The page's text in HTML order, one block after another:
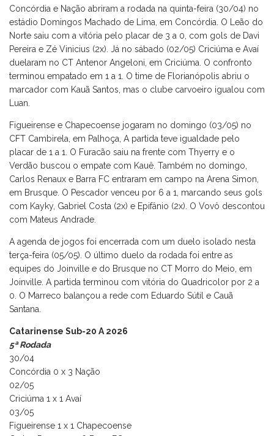
Concórdia e Nação abriram a rodada na quinta-feira (30/04) no
estádio Domingos Machado de Lima, em Concórdia. O Leão do
Norte saiu com a vitória pelo placar de 3 a 0, com gols de Davi
Pereira e Zé Vinicius (2x). Já no sábado (02/05) Criciúma e Avaí
duelaram no CT Antenor Angeloni, em Criciúma. O confronto
terminou empatado em 1 a 1. O time de Florianópolis abriu o
marcador com Kauã Santos, mas o clube carvoeiro igualou com
Luan.
Figueirense e Chapecoense jogaram no domingo (03/05) no
CFT Cambirela, em Palhoça, A partida teve igualdade pelo
placar de 1 a 1. O Furacão saiu na frente com Thyerry e o
Verdão buscou o empate com Kauê. Também no domingo,
Carlos Renaux e Barra FC entraram em campo na Arena Simon,
em Brusque. O Pescador venceu por 6 a 1, marcando seus gols
com Kayky, Gabriel Costa (2x) e Epifânio (2x). O Vovô descontou
com Mateus Andrade.
A agenda de jogos foi encerrada com um duelo isolado nesta
terça-feira (05/05). O último duelo da rodada foi entre as
equipes do Joinville e do Brusque no CT Morro do Meio, em
Joinville. A partida terminou com vitória do Quadricolor por 2 a
0. O Marreco balançou a rede com Eduardo Sútil e Cauã
Santana.
Catarinense Sub-20 A 2026
5ª Rodada
30/04
Concórdia 0 x 3 Nação
02/05
Criciúma 1 x 1 Avaí
03/05
Figueirense 1 x 1 Chapecoense